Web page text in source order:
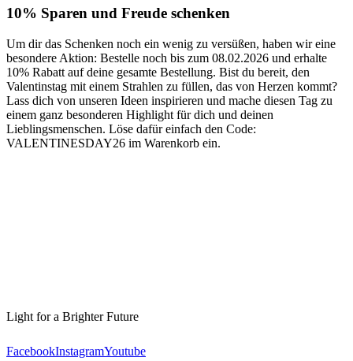
10% Sparen und Freude schenken
Um dir das Schenken noch ein wenig zu versüßen, haben wir eine
besondere Aktion: Bestelle noch bis zum 08.02.2026 und erhalte
10% Rabatt auf deine gesamte Bestellung. Bist du bereit, den
Valentinstag mit einem Strahlen zu füllen, das von Herzen kommt?
Lass dich von unseren Ideen inspirieren und mache diesen Tag zu
einem ganz besonderen Highlight für dich und deinen
Lieblingsmenschen. Löse dafür einfach den Code:
VALENTINESDAY26 im Warenkorb ein.
Light for a Brighter Future
FacebookInstagramYoutube